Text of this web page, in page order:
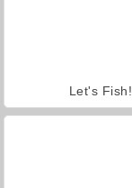
Let's Fish!